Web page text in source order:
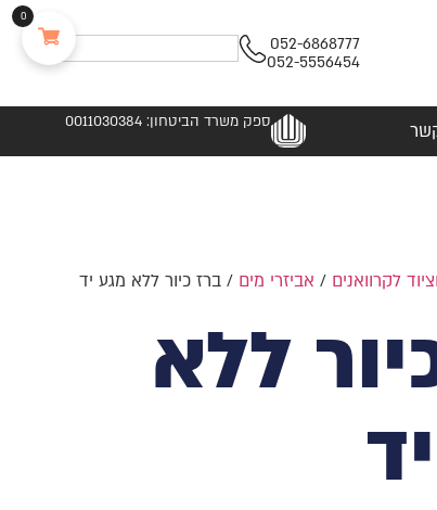
052-6868777
052-5556454
ספק משרד הביטחון: 0011030384
לקרוואנים / אביזרי מים / ברז כיור ללא מגע יד
ללא
0